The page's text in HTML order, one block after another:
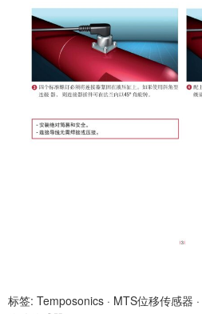
标签: Temposonics · MTS位移传感器 ·